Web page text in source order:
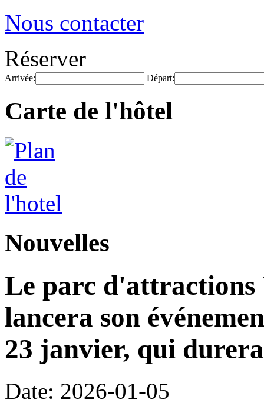
Nous contacter
Réserver
Arrivée: Départ:
Carte de l'hôtel
Nouvelles
Le parc d'attractions
lancera son
23 janvier, qui
Date: 2026-01-05